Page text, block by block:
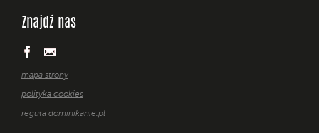
Znajdź nas
mapa strony
polityka cookies
reguła dominikanie.pl